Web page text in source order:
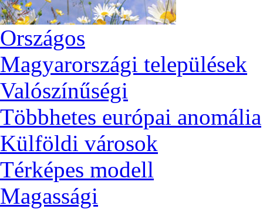
Országos
Magyarországi települések
Valószínűségi
Többhetes európai anomália
Külföldi városok
Térképes modell
Magassági